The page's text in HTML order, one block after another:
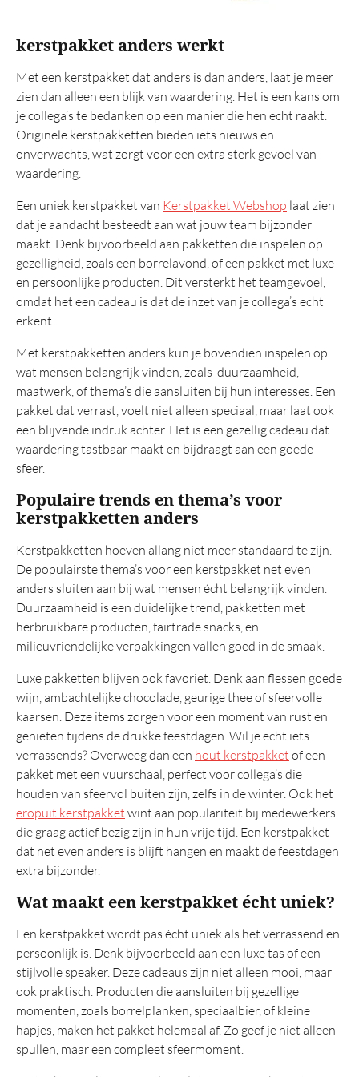
Overig
Prijs 25 euro
Italiaans
Mooie
Eindejaarsgeschenken
Kerstattenties
TOP 20
Belastingregels
kerstpakket anders werkt
Met een kerstpakket dat anders is dan anders, laat je meer
zien dan alleen een blijk van waardering. Het is een kans om
je collega’s te bedanken op een manier die hen echt raakt.
Originele kerstpakketten bieden iets nieuws en
onverwachts, wat zorgt voor een extra sterk gevoel van
waardering.
Een uniek kerstpakket van Kerstpakket Webshop laat zien
dat je aandacht besteedt aan wat jouw team bijzonder
maakt. Denk bijvoorbeeld aan pakketten die inspelen op
gezelligheid, zoals een borrelavond, of een pakket met luxe
en persoonlijke producten. Dit versterkt het teamgevoel,
omdat het een cadeau is dat de inzet van je collega’s echt
erkent.
Met kerstpakketten anders kun je bovendien inspelen op
wat mensen belangrijk vinden, zoals duurzaamheid,
maatwerk, of thema’s die aansluiten bij hun interesses. Een
pakket dat verrast, voelt niet alleen speciaal, maar laat ook
een blijvende indruk achter. Het is een gezellig cadeau dat
waardering tastbaar maakt en bijdraagt aan een goede
sfeer.
Populaire trends en thema’s voor
kerstpakketten anders
Kerstpakketten hoeven allang niet meer standaard te zijn.
De populairste thema’s voor een kerstpakket net even
anders sluiten aan bij wat mensen écht belangrijk vinden.
Duurzaamheid is een duidelijke trend, pakketten met
herbruikbare producten, fairtrade snacks, en
milieuvriendelijke verpakkingen vallen goed in de smaak.
Luxe pakketten blijven ook favoriet. Denk aan flessen goede
wijn, ambachtelijke chocolade, geurige thee of sfeervolle
kaarsen. Deze items zorgen voor een moment van rust en
genieten tijdens de drukke feestdagen. Wil je echt iets
verrassends? Overweeg dan een hout kerstpakket of een
pakket met een vuurschaal, perfect voor collega’s die
houden van sfeervol buiten zijn, zelfs in de winter. Ook het
eropuit kerstpakket wint aan populariteit bij medewerkers
die graag actief bezig zijn in hun vrije tijd. Een kerstpakket
dat net even anders is blijft hangen en maakt de feestdagen
extra bijzonder.
Wat maakt een kerstpakket écht uniek?
Een kerstpakket wordt pas écht uniek als het verrassend en
persoonlijk is. Denk bijvoorbeeld aan een luxe tas of een
stijlvolle speaker. Deze cadeaus zijn niet alleen mooi, maar
ook praktisch. Producten die aansluiten bij gezellige
momenten, zoals borrelplanken, speciaalbier, of kleine
hapjes, maken het pakket helemaal af. Zo geef je niet alleen
spullen, maar een compleet sfeermoment.